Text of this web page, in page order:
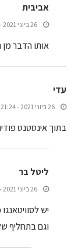
אביבית
26 ביוני 2021 - 21:07
אותו הדבר
עדי
26 ביוני 2021 - 21:24
בתוך אינסטנט
ליטל בר
26 ביוני 2021 - 21:38
יש
וגם בתחליף